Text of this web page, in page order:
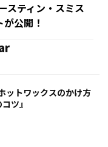
ティン・スミス
公開！
ットワックスのかけ方
ツ』